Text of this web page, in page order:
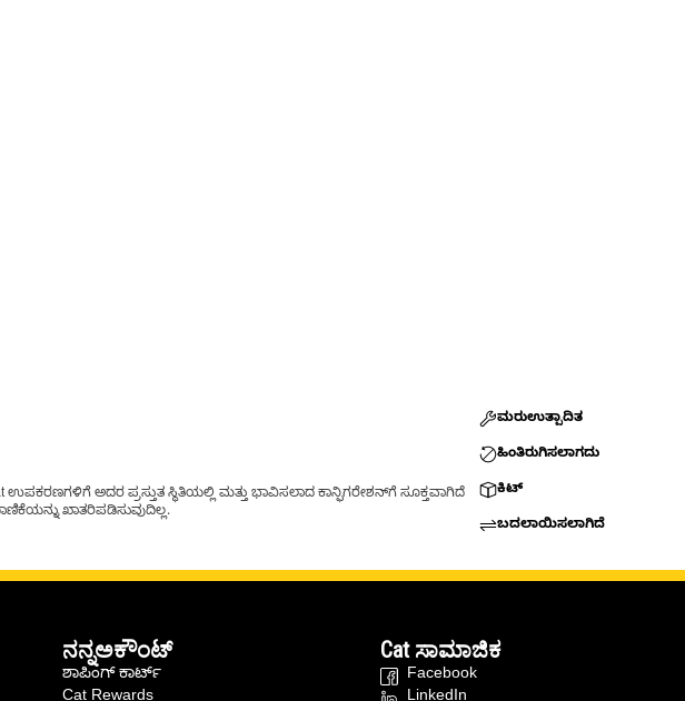
ಅದರ ಪ್ರಸ್ತುತ ಸ್ಥಿತಿಯಲ್ಲಿ ಮತ್ತು ಭಾವಿಸಲಾದ ಕಾನ್ಫಿಗರೇಶನ್‌ಗೆ ಸೂಕ್ತವಾಗಿದೆ
ಖಾತರಿಪಡಿಸುವುದಿಲ್ಲ.
ಮರುಉತ್ಪಾದಿತ
ಹಿಂತಿರುಗಿಸಲಾಗದು
ಕಿಟ್
ಬದಲಾಯಿಸಲಾಗಿದೆ
ನನ್ನಅಕೌಂಟ್
ಶಾಪಿಂಗ್ ಕಾರ್ಟ್
Cat ಸಾಮಾಜಿಕ
Facebook